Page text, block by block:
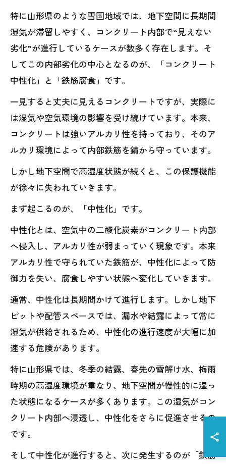
特に山形県のような雪国地域では、地下空間に長期間
湿気が滞留しやすく、コンクリート内部で“見えない
劣化”が進行しているケースが数多く存在します。そ
してこの内部劣化の中心となるのが、「コンクリート
中性化」と「鉄筋腐食」です。
一見すると丈夫に見えるコンクリートですが、実際に
は湿気や空気環境の影響を受け続けています。本来、
コンクリートは強いアルカリ性を持っており、そのア
ルカリ環境によって内部鉄筋を錆から守っています。
しかし地下空間で高湿度状態が続くと、この保護機能
が徐々に失われていきます。
まず起こるのが、「中性化」です。
中性化とは、空気中の二酸化炭素がコンクリート内部
へ侵入し、アルカリ性が弱まっていく現象です。本来
アルカリ性で守られていた鉄筋が、中性化によって防
御力を失い、腐食しやすい状態へ変化していきます。
通常、中性化は長期間かけて進行します。しかし地下
ピットや配管スペースでは、漏水や結露によって常に
湿気が供給されるため、中性化の進行速度が大幅に加
速する危険があります。
特に山形県では、冬季の結露、春先の雪解け水、梅雨
時期の高湿度環境が重なり、地下空間が慢性的に湿っ
た状態になるケースが多くあります。この湿気がコン
クリート内部へ浸透し、中性化をさらに促進させるの
です。
そして中性化が進行すると、次に発生するのが「鉄筋